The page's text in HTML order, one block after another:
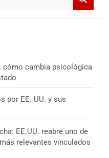
cómo cambia psicológica
por EE. UU. y sus
EE.UU. reabre uno de
relevantes vinculados